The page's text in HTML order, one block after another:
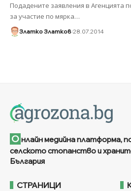
Подадените заявления в Агенцията
за участие по мярка…
Златко Златков 28.07.2014
О нлайн медийна платформа,
селското стопанство и
България
СТРАНИЦИ